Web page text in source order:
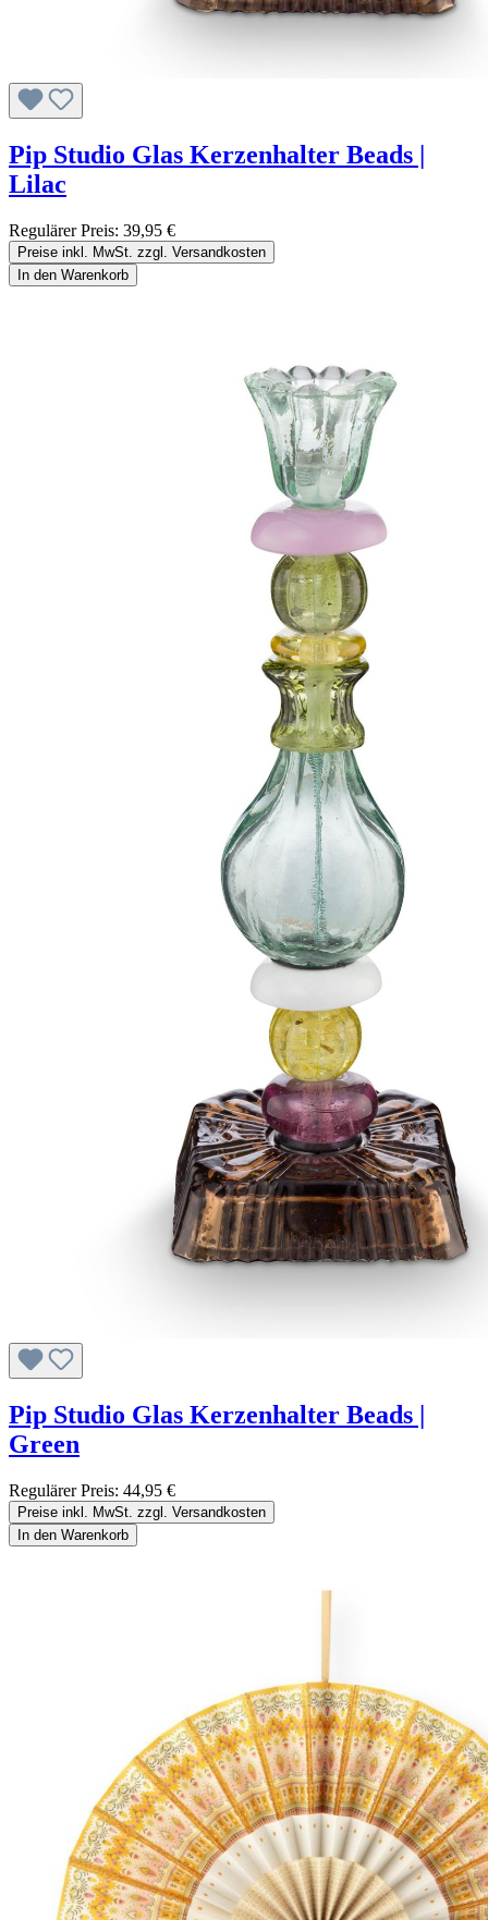
Pip Studio Glas Kerzenhalter Beads |
Lilac
Regulärer Preis: 39,95 €
Preise inkl. MwSt. zzgl. Versandkosten
In den Warenkorb
Pip Studio Glas Kerzenhalter Beads |
Green
Regulärer Preis: 44,95 €
Preise inkl. MwSt. zzgl. Versandkosten
In den Warenkorb